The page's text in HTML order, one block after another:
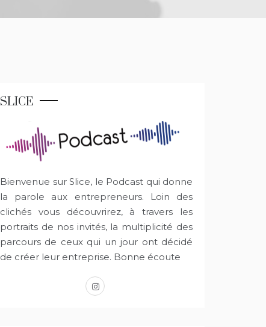
SLICE
Bienvenue sur Slice, le Podcast qui donne
la parole aux entrepreneurs. Loin des
clichés vous découvrirez, à travers les
portraits de nos invités, la multiplicité des
parcours de ceux qui un jour ont décidé
de créer leur entreprise. Bonne écoute
instagram